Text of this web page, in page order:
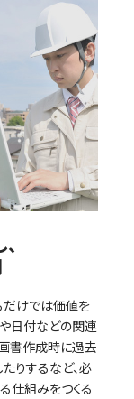
だけでは価値を
日付などの関連
書作成時に過去
りするなど、必
仕組みをつくる